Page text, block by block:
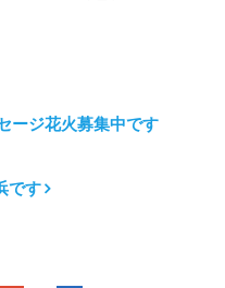
ージ花火募集中です
です